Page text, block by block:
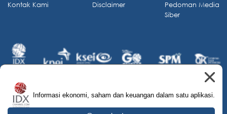
Informasi ekonomi, saham dan keuangan dalam satu aplikasi.
Kontak Kami
Disclaimer
Pedoman Media
Siber
© 2026 IDX Channel. All Rights Reserved.